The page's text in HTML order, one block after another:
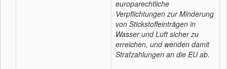
europarechtliche
Verpflichtungen zur Minderung
von Stickstoffeinträgen in
Wasser und Luft sicher zu
erreichen, und wenden damit
Strafzahlungen an die EU ab.